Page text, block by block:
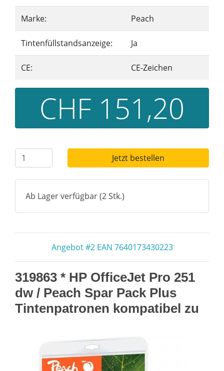
Marke: Peach
Tintenfüllstandsanzeige: Ja
CE: CE-Zeichen
CHF 151,20
Jetzt bestellen
Ab Lager verfügbar (2 Stk.)
Angebot #2 EAN 7640173430223
319863 * HP OfficeJet Pro 251
dw / Peach Spar Pack Plus
Tintenpatronen kompatibel zu